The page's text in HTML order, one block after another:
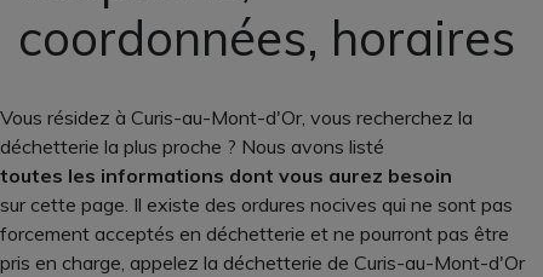
coordonnées, horaires
Vous résidez à Curis-au-Mont-d'Or, vous recherchez la
déchetterie la plus proche ? Nous avons listé
toutes les informations dont vous aurez besoin
sur cette page. Il existe des ordures nocives qui ne sont pas
forcement acceptés en déchetterie et ne pourront pas être
pris en charge, appelez la déchetterie de Curis-au-Mont-d'Or